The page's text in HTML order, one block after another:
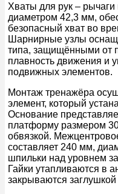
Хваты для рук – рычаги
диаметром 42,3 мм,
безопасный хват во
Шарнирные узлы
типа, защищёнными от
плавность движения и
подвижных элементов.
Монтаж тренажёра
элемент, который
Основание
платформу размером
обвязкой.
составляет 240 мм,
шпильки над уровнем
Гайки утапливаются в
закрываются